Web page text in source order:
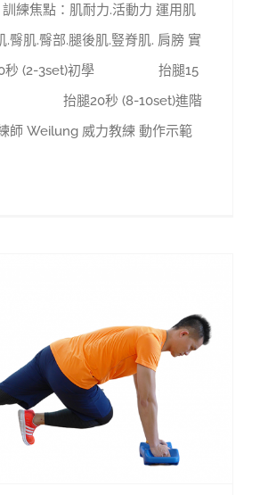
練焦點：肌耐力.活動力 運用肌
.臀肌.臀部.腿後肌.豎脊肌. 肩膀 實
10秒 (2-3set)初學 抬腿15
階 抬腿20秒 (8-10set)進階
師 Weilung 威力教練 動作示範